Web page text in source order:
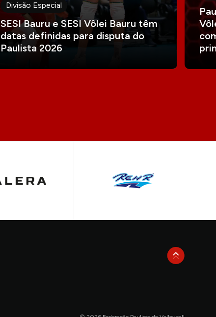
Divisão Especial
SESI Bauru e SESI Vôlei Bauru têm
datas definidas para disputa do
Paulista 2026